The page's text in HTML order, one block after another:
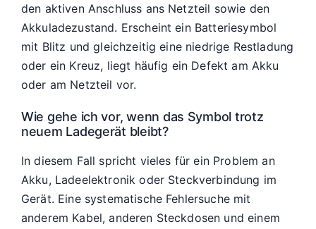
den aktiven Anschluss ans Netzteil sowie den
Akkuladezustand. Erscheint ein Batteriesymbol
mit Blitz und gleichzeitig eine niedrige Restladung
oder ein Kreuz, liegt häufig ein Defekt am Akku
oder am Netzteil vor.
Wie gehe ich vor, wenn das Symbol trotz
neuem Ladegerät bleibt?
In diesem Fall spricht vieles für ein Problem an
Akku, Ladeelektronik oder Steckverbindung im
Gerät. Eine systematische Fehlersuche mit
anderem Kabel, anderen Steckdosen und einem